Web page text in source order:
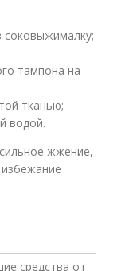
соковыжималку;
тампона на
тканью;
водой.
жжение,